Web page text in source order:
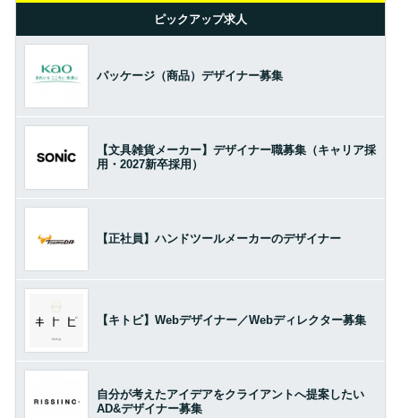
ピックアップ求人
パッケージ（商品）デザイナー募集
【文具雑貨メーカー】デザイナー職募集（キャリア採
用・2027新卒採用）
【正社員】ハンドツールメーカーのデザイナー
【キトビ】Webデザイナー／Webディレクター募集
自分が考えたアイデアをクライアントへ提案したい
AD&デザイナー募集